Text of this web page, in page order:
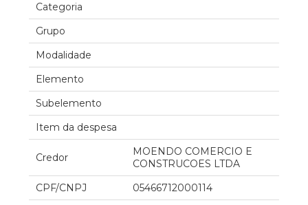
Categoria
Grupo
Modalidade
Elemento
Subelemento
Item da despesa
Credor
MOENDO COMERCIO E
CONSTRUCOES LTDA
CPF/CNPJ
05466712000114